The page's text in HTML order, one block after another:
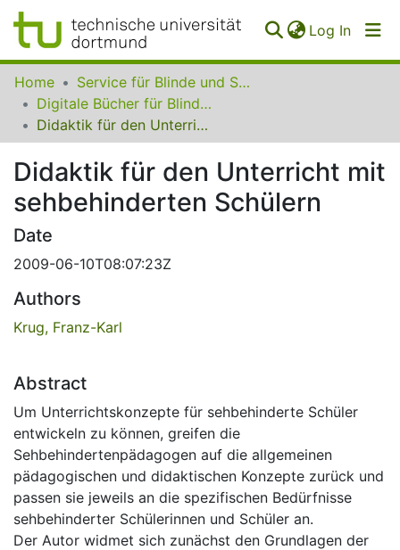
Log In
Communities
Collections
FAQ
Home
Service für Blinde und Sehbehinderte der UB Dortmund
Digitale Bücher für Blinde und Sehbehinderte
Didaktik für den Unterricht mit sehbehinderten Schülern
Didaktik für den Unterricht mit
sehbehinderten Schülern
Date
2009-06-10T08:07:23Z
Authors
Krug, Franz-Karl
Abstract
Um Unterrichtskonzepte für sehbehinderte Schüler
entwickeln zu können, greifen die
Sehbehindertenpädagogen auf die allgemeinen
pädagogischen und didaktischen Konzepte zurück und
passen sie jeweils an die spezifischen Bedürfnisse
sehbehinderter Schülerinnen und Schüler an.
Der Autor widmet sich zunächst den Grundlagen der